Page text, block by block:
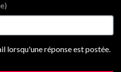
lorsqu'une réponse est postée.